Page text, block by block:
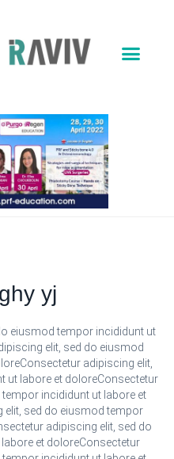
yj
eiusmod tempor incididunt ut
elit, sed do eiusmod
adipiscing elit,
ut labore et doloreConsectetur
incididunt ut labore et
sed do eiusmod tempor
adipiscing elit, sed do
et doloreConsectetur